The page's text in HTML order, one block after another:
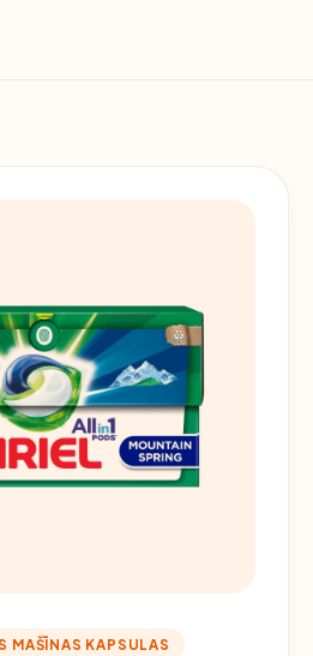
MAŠĪNAS KAPSULAS